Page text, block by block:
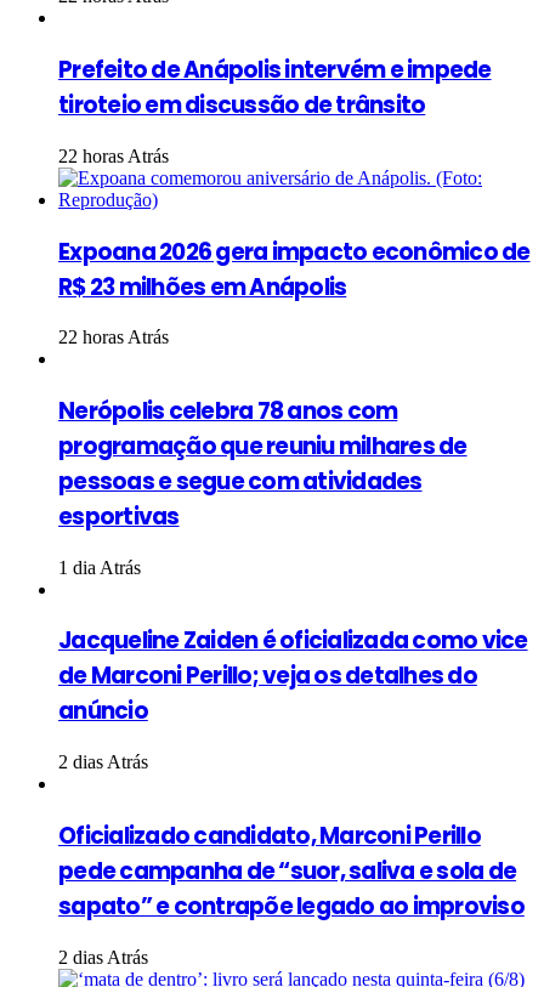
Prefeito de Anápolis intervém e impede
tiroteio em discussão de trânsito
22 horas Atrás
Expoana 2026 gera impacto econômico de
R$ 23 milhões em Anápolis
22 horas Atrás
Nerópolis celebra 78 anos com
programação que reuniu milhares de
pessoas e segue com atividades
esportivas
1 dia Atrás
Jacqueline Zaiden é oficializada como vice
de Marconi Perillo; veja os detalhes do
anúncio
2 dias Atrás
Oficializado candidato, Marconi Perillo
pede campanha de “suor, saliva e sola de
sapato” e contrapõe legado ao improviso
2 dias Atrás